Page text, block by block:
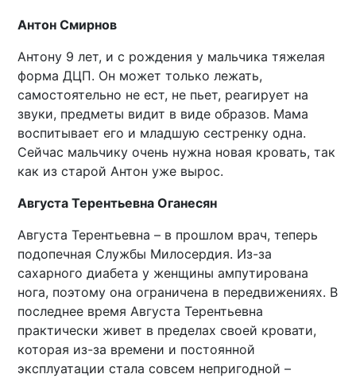
Антон Смирнов
Антону 9 лет, и с рождения у мальчика тяжелая
форма ДЦП. Он может только лежать,
самостоятельно не ест, не пьет, реагирует на
звуки, предметы видит в виде образов. Мама
воспитывает его и младшую сестренку одна.
Сейчас мальчику очень нужна новая кровать, так
как из старой Антон уже вырос.
Августа Терентьевна Оганесян
Августа Терентьевна – в прошлом врач, теперь
подопечная Службы Милосердия. Из-за
сахарного диабета у женщины ампутирована
нога, поэтому она ограничена в передвижениях. В
последнее время Августа Терентьевна
практически живет в пределах своей кровати,
которая из-за времени и постоянной
эксплуатации стала совсем непригодной –